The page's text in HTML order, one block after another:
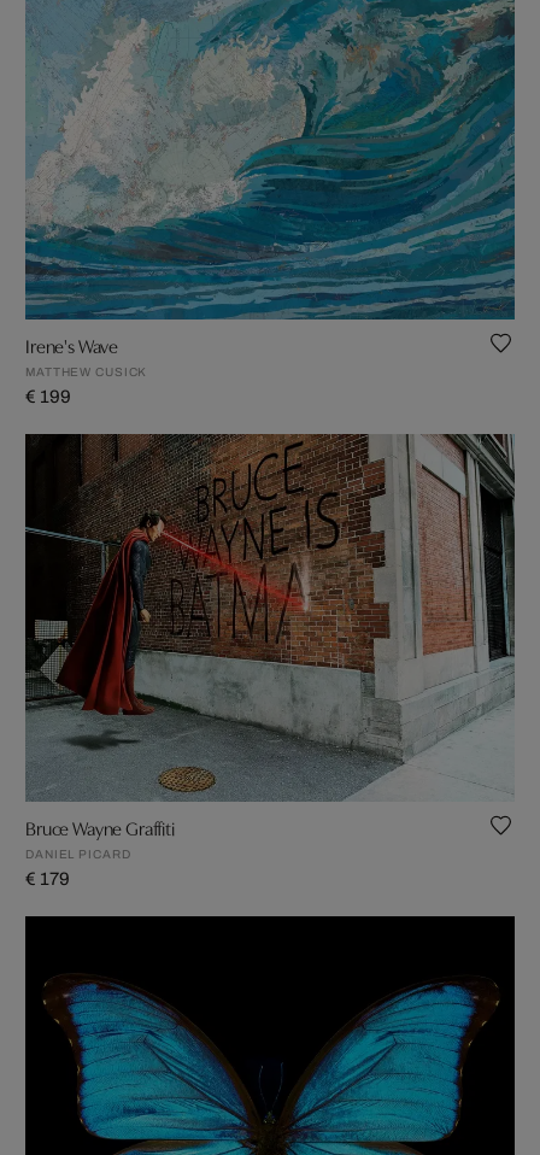
Irene's Wave
MATTHEW CUSICK
€ 199
Bruce Wayne Graffiti
DANIEL PICARD
€ 179